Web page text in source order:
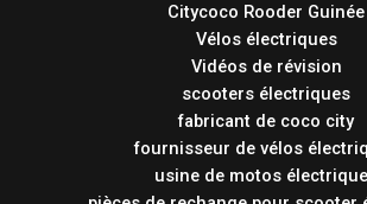
Citycoco Rooder Guinée
Vélos électriques
Vidéos de révision
scooters électriques
fabricant de coco city
fournisseur de vélos
usine de motos